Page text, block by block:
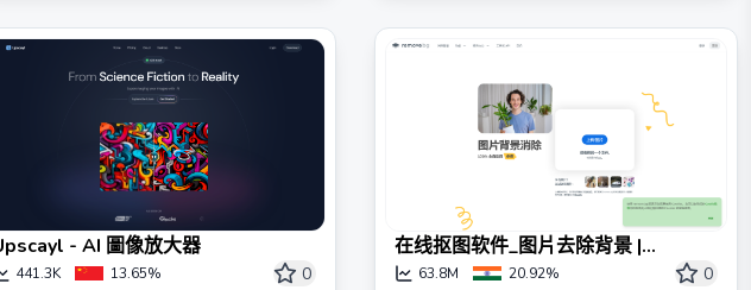
- AI 圖像放大器
441.3K 13.65%
0
在线抠图软件_图片去除背景 |
remove.bg – remove.bg
63.8M 20.92%
0